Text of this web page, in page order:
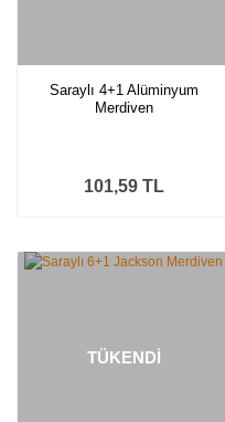
Saraylı 4+1 Alüminyum
Merdiven
101,59 TL
TÜKENDİ